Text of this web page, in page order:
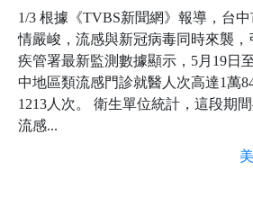
1/3 根據《TVBS新聞網》報導，台
情嚴峻，流感與新冠病毒同時來襲，
疾管署最新監測數據顯示，5月19日
中地區類流感門診就醫人次高達1萬
1213人次。 衛生單位統計，這段期
流感...